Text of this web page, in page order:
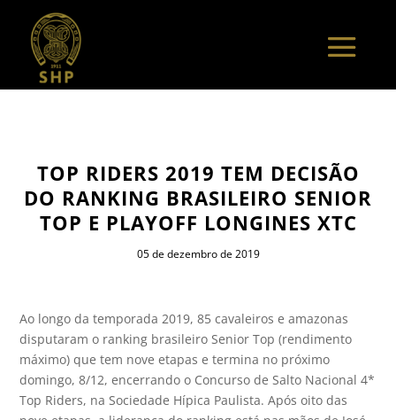
TOP RIDERS 2019 TEM DECISÃO
DO RANKING BRASILEIRO SENIOR
TOP E PLAYOFF LONGINES XTC
05 de dezembro de 2019
Ao longo da temporada 2019, 85 cavaleiros e amazonas
disputaram o ranking brasileiro Senior Top (rendimento
máximo) que tem nove etapas e termina no próximo
domingo, 8/12, encerrando o Concurso de Salto Nacional 4*
Top Riders, na Sociedade Hípica Paulista. Após oito das